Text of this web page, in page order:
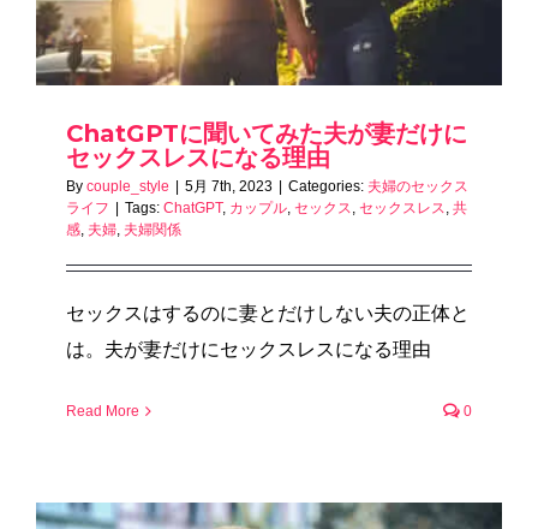
ChatGPTに聞いてみた夫が妻だけに
セックスレスになる理由
By couple_style 5月 7th, 2023 Categories: 夫婦のセックス
ライフ
Tags: ChatGPT, カップル, セックス, セックスレス, 共
感, 夫婦, 夫婦関係
セックスはするのに妻とだけしない夫の正体と
は。夫が妻だけにセックスレスになる理由
Read More 0